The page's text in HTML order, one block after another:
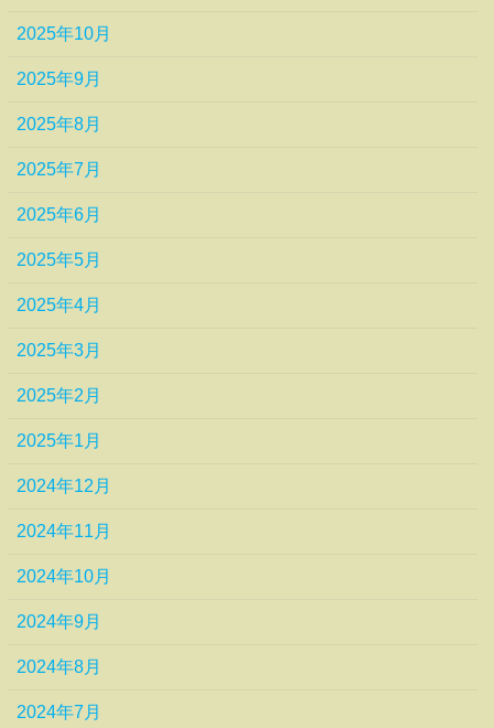
2025年10月
2025年9月
2025年8月
2025年7月
2025年6月
2025年5月
2025年4月
2025年3月
2025年2月
2025年1月
2024年12月
2024年11月
2024年10月
2024年9月
2024年8月
2024年7月